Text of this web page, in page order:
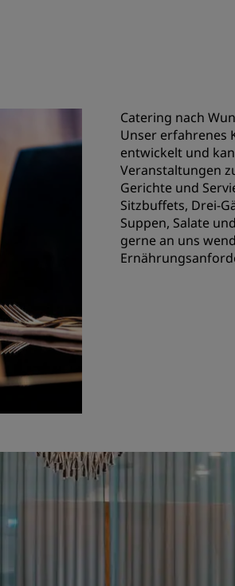
Catering nach
Unser erfahrenes
entwickelt und
Veranstaltungen
Gerichte und
Sitzbuffets, Drei-
Suppen, Salate
gerne an uns